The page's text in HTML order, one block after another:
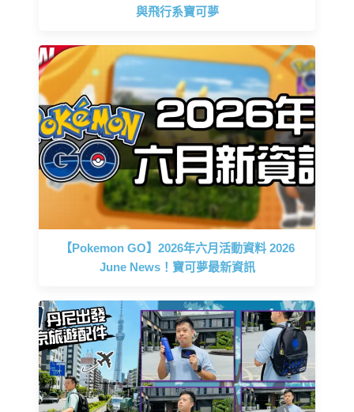
與飛行系寶可夢
【Pokemon GO】2026年六月活動資料 2026
June News！寶可夢最新資訊